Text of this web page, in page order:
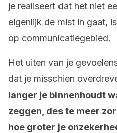
je realiseert dat het niet
eigenlijk de mist in gaat, is
op communicatiegebied.
Het uiten van je
dat je misschien
langer je binnenhoudt
zeggen, des te meer
hoe groter je